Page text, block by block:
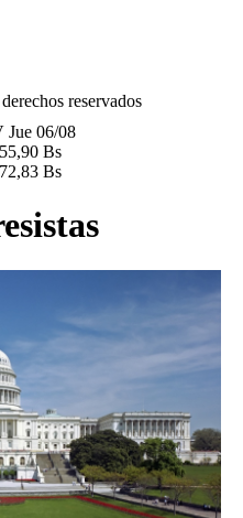
reservados
Jue 06/08
Bs
Bs